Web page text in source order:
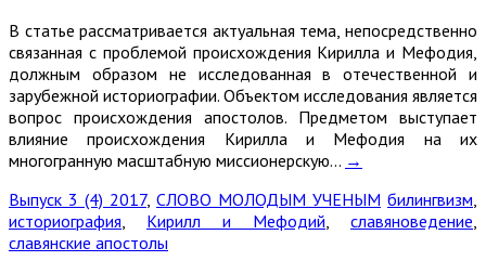
В статье рассматривается актуальная тема, непосредственно
связанная с проблемой происхождения Кирилла и Мефодия,
должным образом не исследованная в отечественной и
зарубежной историографии. Объектом исследования является
вопрос происхождения апостолов. Предметом выступает
влияние происхождения Кирилла и Мефодия на их
многогранную масштабную миссионерскую… →
Выпуск 3 (4) 2017, СЛОВО МОЛОДЫМ УЧЕНЫМ билингвизм,
историография, Кирилл и Мефодий, славяноведение,
славянские апостолы